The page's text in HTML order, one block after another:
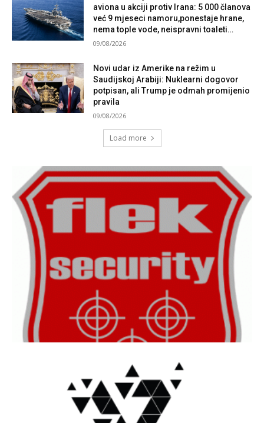
aviona u akciji protiv Irana: 5 000 članova
već 9 mjeseci namoru,ponestaje hrane,
nema tople vode, neispravni toaleti…
09/08/2026
Novi udar iz Amerike na režim u
Saudijskoj Arabiji: Nuklearni dogovor
potpisan, ali Trump je odmah promijenio
pravila
09/08/2026
Load more